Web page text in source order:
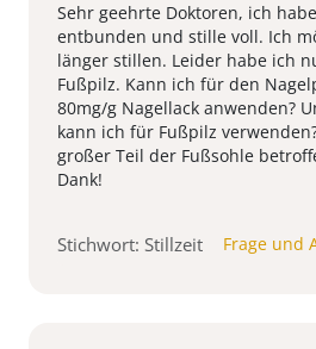
Sehr geehrte Doktoren, ich
entbunden und stille voll. Ich
länger stillen. Leider habe ich
Fußpilz. Kann ich für den
80mg/g Nagellack anwenden?
kann ich für Fußpilz
großer Teil der Fußsohle
Dank!
Stichwort: Stillzeit Frage und